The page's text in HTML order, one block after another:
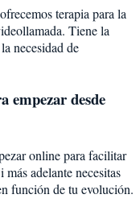
terapia para la
Tiene la
necesidad de
empezar desde
online para facilitar
adelante necesitas
función de tu evolución.